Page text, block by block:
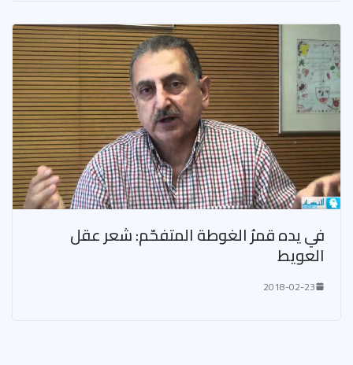
في يده قمرُ الغوطة المتفحّم: شعر عقل
العويط
2018-02-23